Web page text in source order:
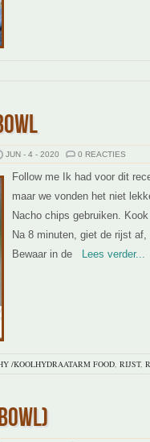
JUN - 4 - 2020 0 REACTIES
Follow me Ik had voor dit
maar we vonden het niet
Nacho chips gebruiken.
Na 8 minuten, giet de rijst
Bewaar in de Lees verder...
/KOOLHYDRAATARM FOOD, RIJST,